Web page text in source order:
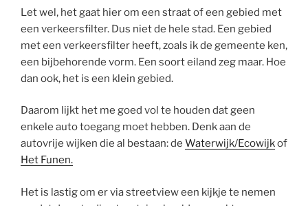
Let wel, het gaat hier om een straat of een gebied met
een verkeersfilter. Dus niet de hele stad. Een gebied
met een verkeersfilter heeft, zoals ik de gemeente ken,
een bijbehorende vorm. Een soort eiland zeg maar. Hoe
dan ook, het is een klein gebied.
Daarom lijkt het me goed vol te houden dat geen
enkele auto toegang moet hebben. Denk aan de
autovrije wijken die al bestaan: de Waterwijk/Ecowijkof
Het Funen.
Het is lastig om er via streetview een kijkje te nemen